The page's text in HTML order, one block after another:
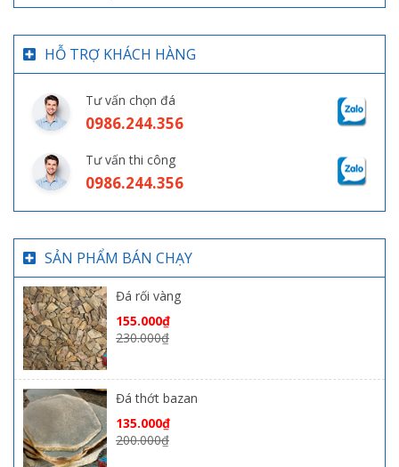
HỖ TRỢ KHÁCH HÀNG
Tư vấn chọn đá
0986.244.356
Tư vấn thi công
0986.244.356
SẢN PHẨM BÁN CHẠY
Đá rối vàng
155.000₫
230.000₫
Đá thớt bazan
135.000₫
200.000₫